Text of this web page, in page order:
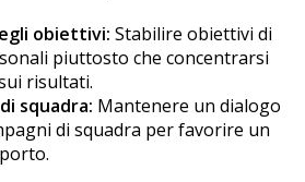
obiettivi: Stabilire obiettivi di
piuttosto che concentrarsi
risultati.
squadra: Mantenere un dialogo
di squadra per favorire un